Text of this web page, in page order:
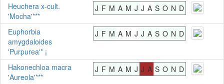
Heuchera x-cult.
'Mocha'***
J F M A M J J A S O N D
Euphorbia
amygdaloides
'Purpurea'* ¡
J F M A M J J A S O N D
Hakonechloa macra
'Aureola'***
J F M A M J J A S O N D